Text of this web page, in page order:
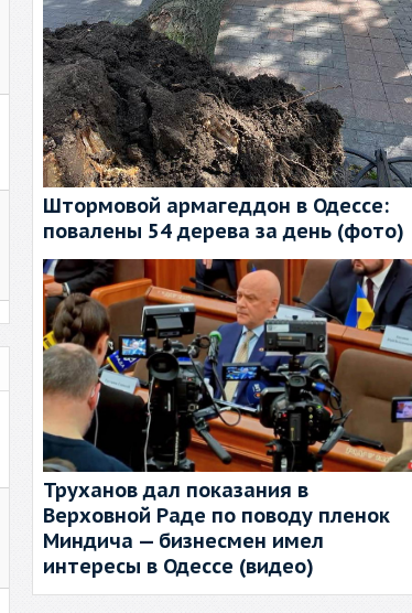
Штормовой армагеддон в Одессе:
повалены 54 дерева за день (фото)
Труханов дал показания в
Верховной Раде по поводу пленок
Миндича — бизнесмен имел
интересы в Одессе (видео)